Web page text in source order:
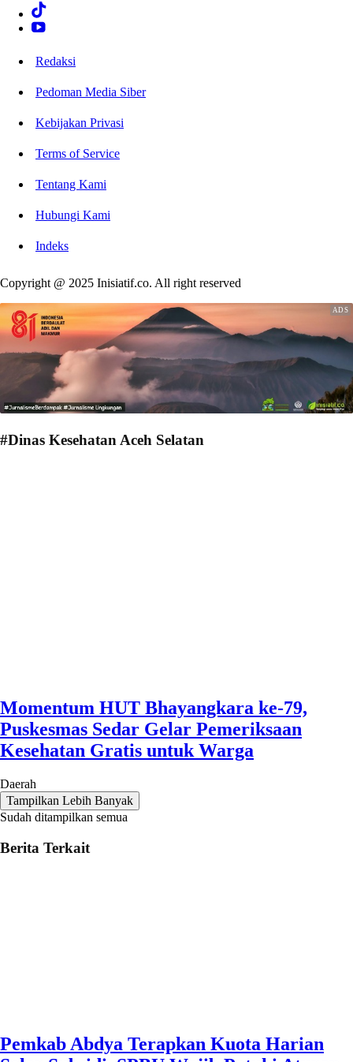
Redaksi
Pedoman Media Siber
Kebijakan Privasi
Terms of Service
Tentang Kami
Hubungi Kami
Indeks
Copyright @ 2025 Inisiatif.co. All right reserved
#Dinas Kesehatan Aceh Selatan
Momentum HUT Bhayangkara ke-79,
Puskesmas Sedar Gelar Pemeriksaan
Kesehatan Gratis untuk Warga
Daerah
Tampilkan Lebih Banyak
Sudah ditampilkan semua
Berita Terkait
Pemkab Abdya Terapkan Kuota Harian